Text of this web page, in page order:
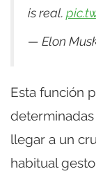
is real.
— Elon
Esta función
llegar a un
habitual